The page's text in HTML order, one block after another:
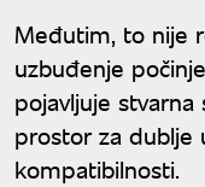
Međutim, to nije
uzbuđenje
pojavljuje
prostor za dublje
kompatibilnosti.